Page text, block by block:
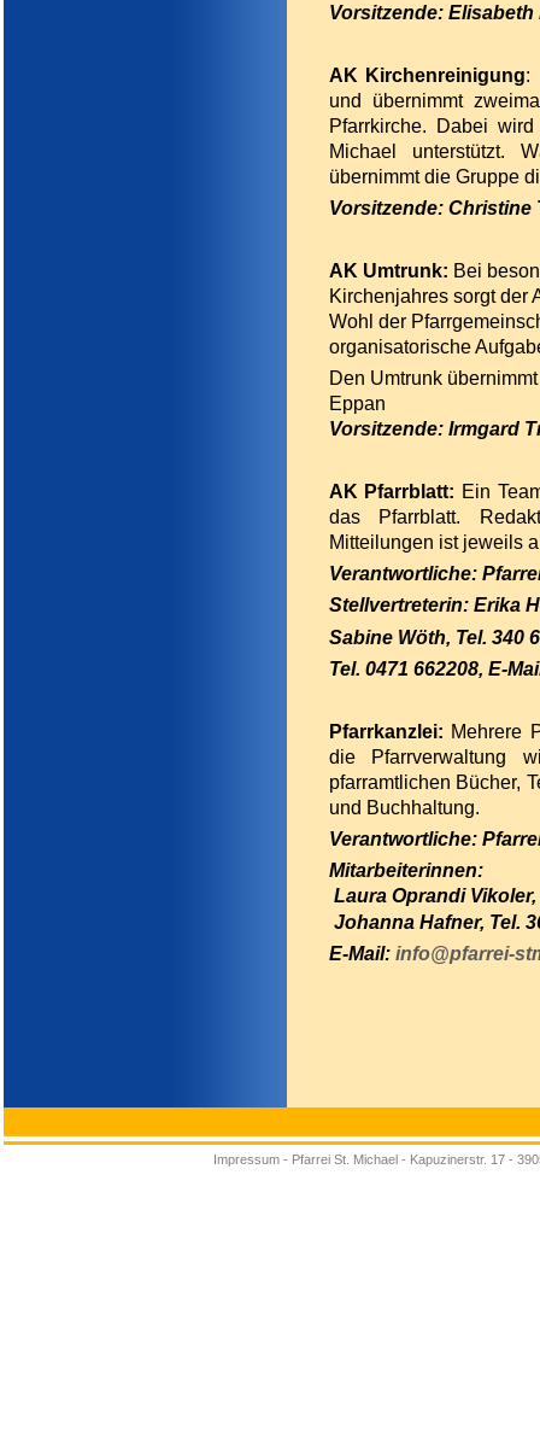
Vorsitzende: Elisabeth
AK Kirchenreinigung:
und übernimmt
Pfarrkirche. Dabei
Michael unterstützt.
übernimmt die Gruppe
Vorsitzende: Christine
AK Umtrunk: Bei
Kirchenjahres sorgt der
Wohl der
organisatorische
Den Umtrunk
Eppan
Vorsitzende: Irmgard
AK Pfarrblatt: Ein
das Pfarrblatt.
Mitteilungen ist jeweils
Verantwortliche:
Stellvertreterin: Erika
Sabine Wöth, Tel. 340
Tel. 0471 662208, E-
Pfarrkanzlei: Mehrere
die Pfarrverwaltung
pfarramtlichen Bücher,
und Buchhaltung.
Verantwortliche:
Mitarbeiterinnen:
Laura Oprandi Vikoler,
Johanna Hafner, Tel.
E-Mail: info@pfarrei-
Impressum - Pfarrei St. Michael - Kapuzinerstr. 17 -